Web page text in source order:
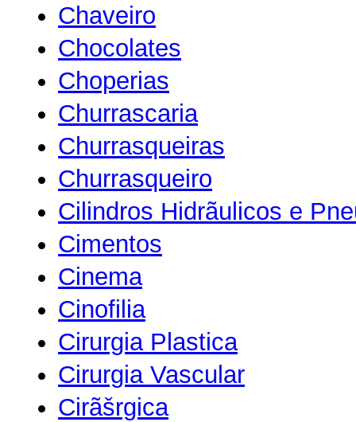
Chaveiro
Chocolates
Choperias
Churrascaria
Churrasqueiras
Churrasqueiro
Cilindros Hidrãulicos e
Cimentos
Cinema
Cinofilia
Cirurgia Plastica
Cirurgia Vascular
Cirãšrgica